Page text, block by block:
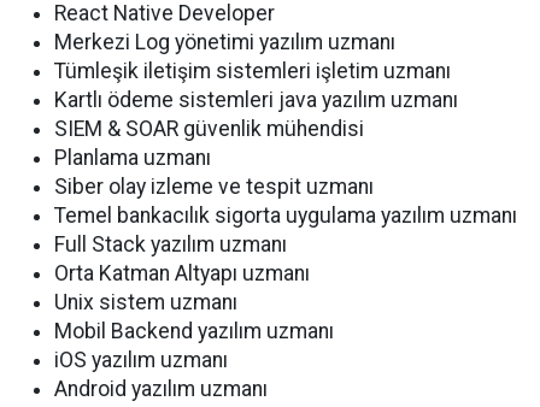
React Native Developer
Merkezi Log yönetimi yazılım uzmanı
Tümleşik iletişim sistemleri işletim uzmanı
Kartlı ödeme sistemleri java yazılım uzmanı
SIEM & SOAR güvenlik mühendisi
Planlama uzmanı
Siber olay izleme ve tespit uzmanı
Temel bankacılık sigorta uygulama yazılım uzmanı
Full Stack yazılım uzmanı
Orta Katman Altyapı uzmanı
Unix sistem uzmanı
Mobil Backend yazılım uzmanı
iOS yazılım uzmanı
Android yazılım uzmanı